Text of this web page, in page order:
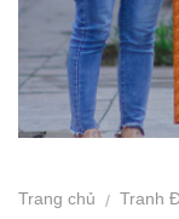
Trang chủ / Tranh